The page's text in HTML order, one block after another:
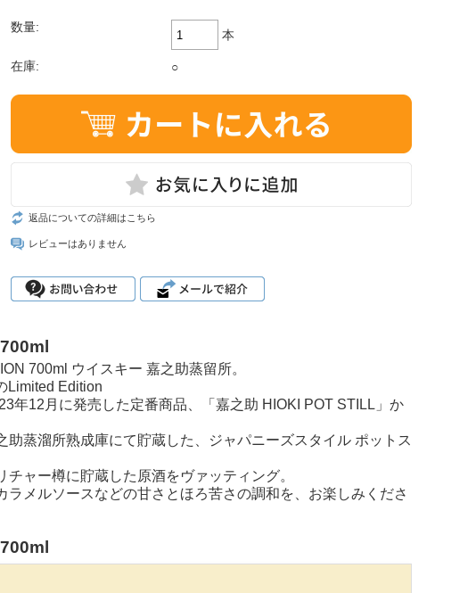
数量:
本
在庫: ○
返品についての詳細はこちら
レビューはありません
700ml ウイスキー 嘉之助蒸留所。
Limited Edition
年12月に発売した定番商品、「嘉之助 HIOKI POT STILL」か
蒸溜所熟成庫にて貯蔵した、ジャパニーズスタイル ポットス
ャー樽に貯蔵した原酒をヴァッティング。
メルソースなどの甘さとほろ苦さの調和を、お楽しみくださ